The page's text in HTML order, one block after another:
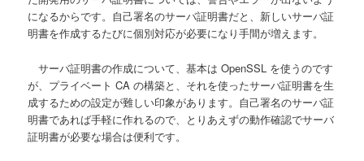
になるからです。自己署名のサーバ証明書だと、新しいサーバ証
明書を作成するたびに個別対応が必要になり手間が増えます。
サーバ証明書の作成について、基本は OpenSSL を使うのです
が、プライベート CA の構築と、それを使ったサーバ証明書を生
成するための設定が難しい印象があります。自己署名のサーバ証
明書であれば手軽に作れるので、とりあえずの動作確認でサーバ
証明書が必要な場合は便利です。